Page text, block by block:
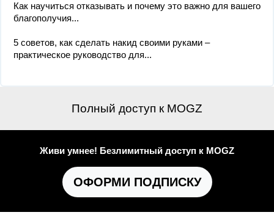
Как научиться отказывать и почему это важно для вашего
благополучия...
5 советов, как сделать накид своими руками –
практическое руководство для...
Полный доступ к MOGZ
Живи умнее! Безлимитный доступ к MOGZ
ОФОРМИ ПОДПИСКУ